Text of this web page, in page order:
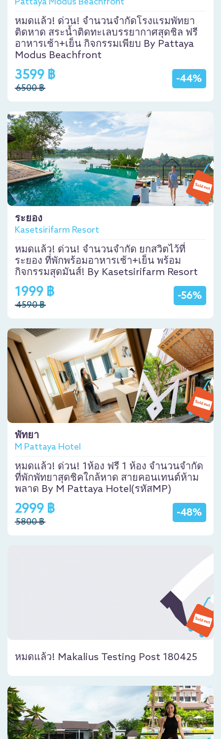
หมดแล้ว! ด่วน! จำนวนจำกัดโรงแรมพัทยา
ติดหาด สระน้ำติดทะเลบรรยากาศสุดชิล ฟรี
อาหารเช้า+เย็น กิจกรรมเพียบ By Pattaya
Modus Beachfront
-44%
3599 ฿
6500 ฿
ระยอง
Kasetsirifarm Resort
หมดแล้ว! ด่วน! จำนวนจำกัด ยกสวิตไว้ที่
ระยอง ที่พักพร้อมอาหารเช้า+เย็น พร้อม
กิจกรรมสุดมันส์! By Kasetsirifarm Resort
-56%
1999 ฿
4590 ฿
พัทยา
M Pattaya Hotel
หมดแล้ว! ด่วน! 1ห้อง ฟรี 1 ห้อง จำนวนจำกัด
ที่พักพัทยาสุดชิคใกล้หาด สายคอนเทนต์ห้าม
พลาด By M Pattaya Hotel(รหัสMP)
-48%
2999 ฿
5800 ฿
หมดแล้ว! Makalius Testing Post 180425